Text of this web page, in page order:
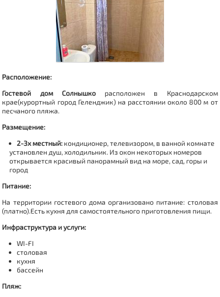
Расположение:
Гостевой дом Солнышко расположен в Краснодарском
крае(курортный город Геленджик) на расстоянии около 800 м от
песчаного пляжа.
Размещение:
2-3х местный: кондиционер, телевизором, в ванной комнате
установлен душ, холодильник. Из окон некоторых номеров
открывается красивый панорамный вид на море, сад, горы и
город
Питание:
На территории гостевого дома организовано питание: столовая
(платно).Есть кухня для самостоятельного приготовления пищи.
Инфраструктура и услуги:
WI-FI
столовая
кухня
бассейн
Пляж: